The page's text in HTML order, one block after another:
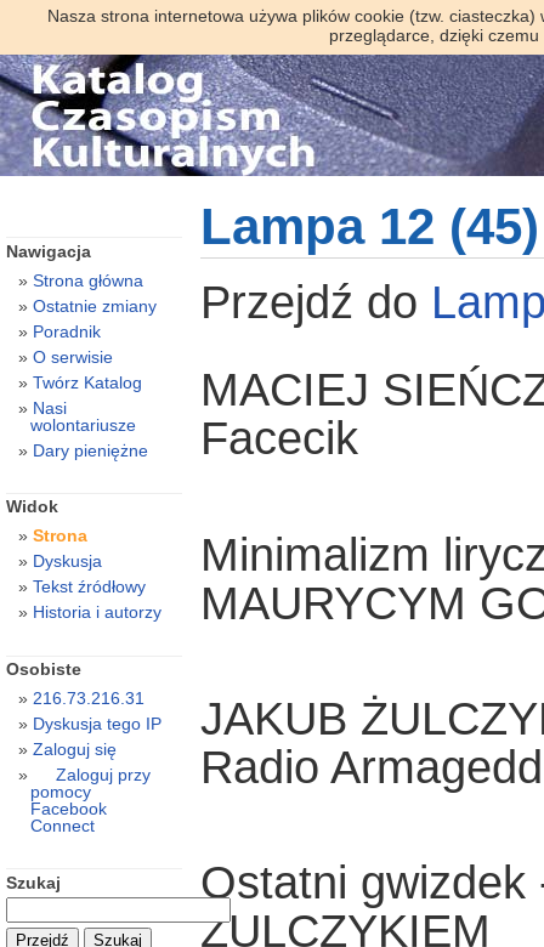
Nasza strona internetowa używa plików cookie (tzw.
przeglądarce, dzięki
Lampa 12
Przejdź do
MACIEJ
Facecik
Minimalizm
MAURYCYM
JAKUB
Radio
Ostatni gwizdek
ŻULCZYKIEM
Nawigacja
Strona główna
Ostatnie zmiany
Poradnik
O serwisie
Twórz Katalog
Nasi
wolontariusze
Dary pieniężne
Widok
Strona
Dyskusja
Tekst źródłowy
Historia i autorzy
Osobiste
216.73.216.31
Dyskusja tego IP
Zaloguj się
Zaloguj przy
pomocy
Facebook
Connect
Szukaj